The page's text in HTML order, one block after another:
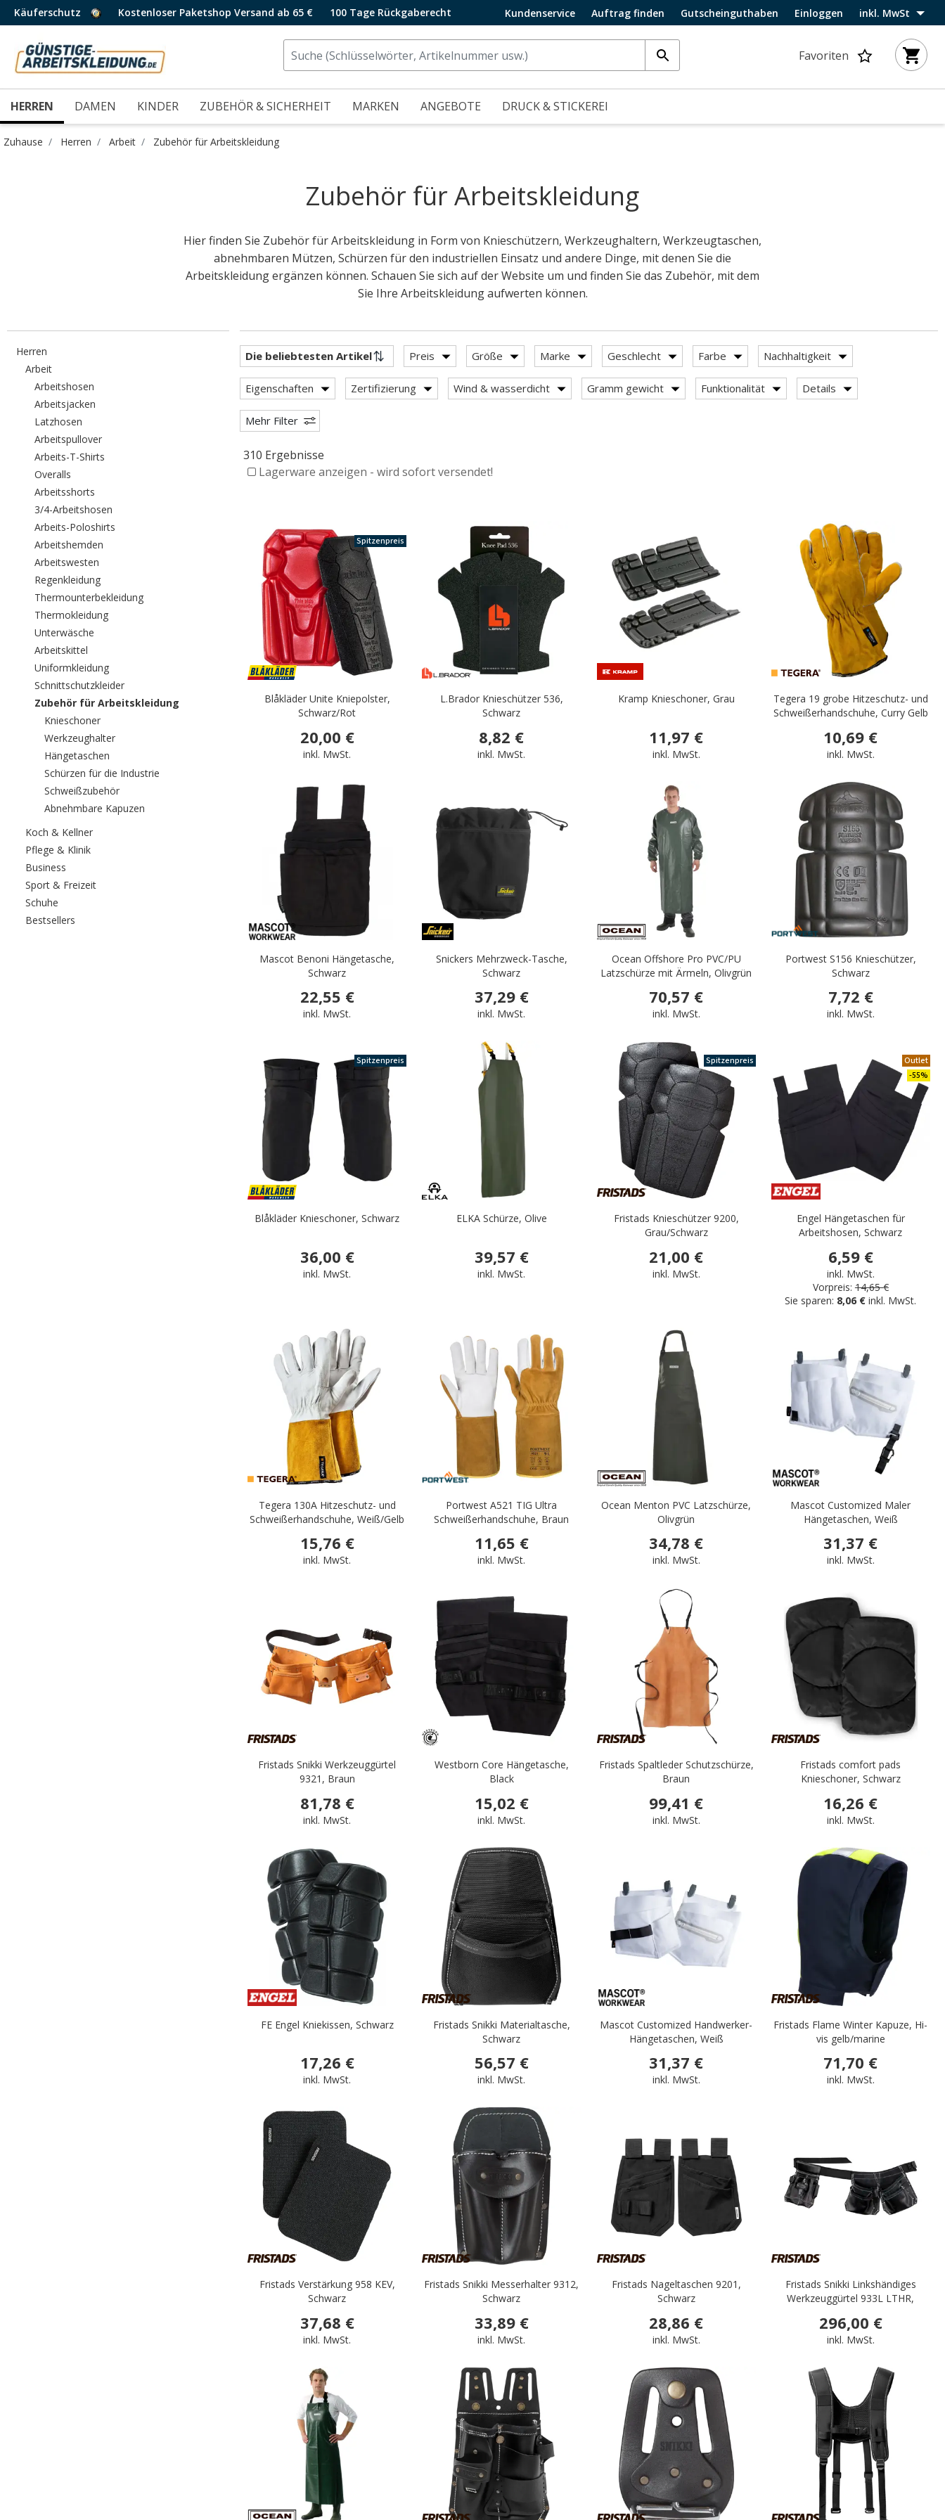
Käuferschutz Kostenloser Paketshop Versand ab 65 € 100 Tage Rückgaberecht Kundenservice Auftrag finden Gutscheinguthaben Einloggen inkl. MwSt
Favoriten
HERREN DAMEN KINDER ZUBEHÖR & SICHERHEIT MARKEN ANGEBOTE DRUCK & STICKEREI
Zuhause Herren Arbeit Zubehör für Arbeitskleidung
Zubehör für Arbeitskleidung
Hier finden Sie Zubehör für Arbeitskleidung in Form von Knieschützern, Werkzeughaltern, Werkzeugtaschen,
abnehmbaren Mützen, Schürzen für den industriellen Einsatz und andere Dinge, mit denen Sie die
Arbeitskleidung ergänzen können. Schauen Sie sich auf der Website um und finden Sie das Zubehör, mit dem
Sie Ihre Arbeitskleidung aufwerten können.
Herren
ArbeitFiltern nach category: Arbeit
Arbeitshosen Filtern nach category: Arbeitshosen
Arbeitsjacken Filtern nach category: Arbeitsjacken
Latzhosen
ArbeitspulloverFiltern nach category: Arbeitspullover
Arbeits-T-Shirts Filtern nach category: Arbeits-T-Shirts
Overalls
Arbeitsshorts
3/4-Arbeitshosen
Arbeits-Poloshirts Filtern nach category: Arbeits-Poloshirts
Arbeitshemden Filtern nach category: Arbeitshemden
Arbeitswesten Filtern nach category: Arbeitswesten
RegenkleidungFiltern nach category: Regenkleidung
ThermounterbekleidungFiltern nach category: Thermounterbekleidung
ThermokleidungFiltern nach category: Thermokleidung
Unterwäsche
Arbeitskittel
UniformkleidungFiltern nach category: Uniformkleidung
SchnittschutzkleiderFiltern nach category: Schnittschutzkleider
Zubehör für Arbeitskleidung gewählt Aktuell sortiert nach category: Zubehör für Arbeitskleidung
KnieschonerFiltern nach category: Knieschoner
WerkzeughalterFiltern nach category: Werkzeughalter
HängetaschenFiltern nach category: Hängetaschen
Schürzen für die IndustrieFiltern nach category: Schürzen für die Industrie
SchweißzubehörFiltern nach category: Schweißzubehör
Abnehmbare KapuzenFiltern nach category: Abnehmbare Kapuzen
Koch & KellnerFiltern nach category: Koch & Kellner
Pflege & KlinikFiltern nach category: Pflege & Klinik
Business
Sport & FreizeitFiltern nach category: Sport & Freizeit
Schuhe
Bestsellers
Preis Größe Marke Geschlecht Farbe Nachhaltigkeit
Eigenschaften Zertifizierung Wind & wasserdicht Gramm gewicht Funktionalität Details
Mehr Filter
310 Ergebnisse
Lagerware anzeigen - wird sofort versendet!
Spitzenpreis
Blåkläder Unite Kniepolster,
Schwarz/Rot
20,00 €
inkl. MwSt.
L.Brador Knieschützer 536,
Schwarz
8,82 €
inkl. MwSt.
Kramp Knieschoner, Grau
11,97 €
inkl. MwSt.
Tegera 19 grobe Hitzeschutz- und
Schweißerhandschuhe, Curry Gelb
10,69 €
inkl. MwSt.
Mascot Benoni Hängetasche,
Schwarz
22,55 €
inkl. MwSt.
Snickers Mehrzweck-Tasche,
Schwarz
37,29 €
inkl. MwSt.
Ocean Offshore Pro PVC/PU
Latzschürze mit Ärmeln, Olivgrün
70,57 €
inkl. MwSt.
Portwest S156 Knieschützer,
Schwarz
7,72 €
inkl. MwSt.
Spitzenpreis
Blåkläder Knieschoner, Schwarz
36,00 €
inkl. MwSt.
ELKA Schürze, Olive
39,57 €
inkl. MwSt.
Spitzenpreis
Fristads Knieschützer 9200,
Grau/Schwarz
21,00 €
inkl. MwSt.
Outlet
-55%
Engel Hängetaschen für
Arbeitshosen, Schwarz
6,59 €
inkl. MwSt.
Vorpreis: 14,65 €
Sie sparen: 8,06 € inkl. MwSt.
Tegera 130A Hitzeschutz- und
Schweißerhandschuhe, Weiß/Gelb
15,76 €
inkl. MwSt.
Portwest A521 TIG Ultra
Schweißerhandschuhe, Braun
11,65 €
inkl. MwSt.
Ocean Menton PVC Latzschürze,
Olivgrün
34,78 €
inkl. MwSt.
Mascot Customized Maler
Hängetaschen, Weiß
31,37 €
inkl. MwSt.
Fristads Snikki Werkzeuggürtel
9321, Braun
81,78 €
inkl. MwSt.
Westborn Core Hängetasche,
Black
15,02 €
inkl. MwSt.
Fristads Spaltleder Schutzschürze,
Braun
99,41 €
inkl. MwSt.
Fristads comfort pads
Knieschoner, Schwarz
16,26 €
inkl. MwSt.
FE Engel Kniekissen, Schwarz
17,26 €
inkl. MwSt.
Fristads Snikki Materialtasche,
Schwarz
56,57 €
inkl. MwSt.
Mascot Customized Handwerker-
Hängetaschen, Weiß
31,37 €
inkl. MwSt.
Fristads Flame Winter Kapuze, Hi-
vis gelb/marine
71,70 €
inkl. MwSt.
Fristads Verstärkung 958 KEV,
Schwarz
37,68 €
inkl. MwSt.
Fristads Snikki Messerhalter 9312,
Schwarz
33,89 €
inkl. MwSt.
Fristads Nageltaschen 9201,
Schwarz
28,86 €
inkl. MwSt.
Fristads Snikki Linkshändiges
Werkzeuggürtel 933L LTHR,
296,00 €
inkl. MwSt.